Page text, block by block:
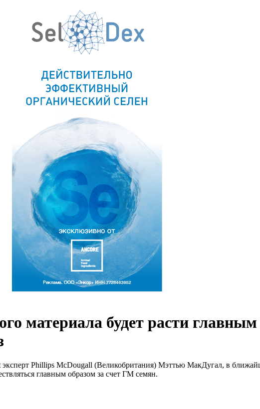
материала будет расти главным
Phillips McDougall (Великобритания) Мэттью МакДугал, в
главным образом за счет ГМ семян.